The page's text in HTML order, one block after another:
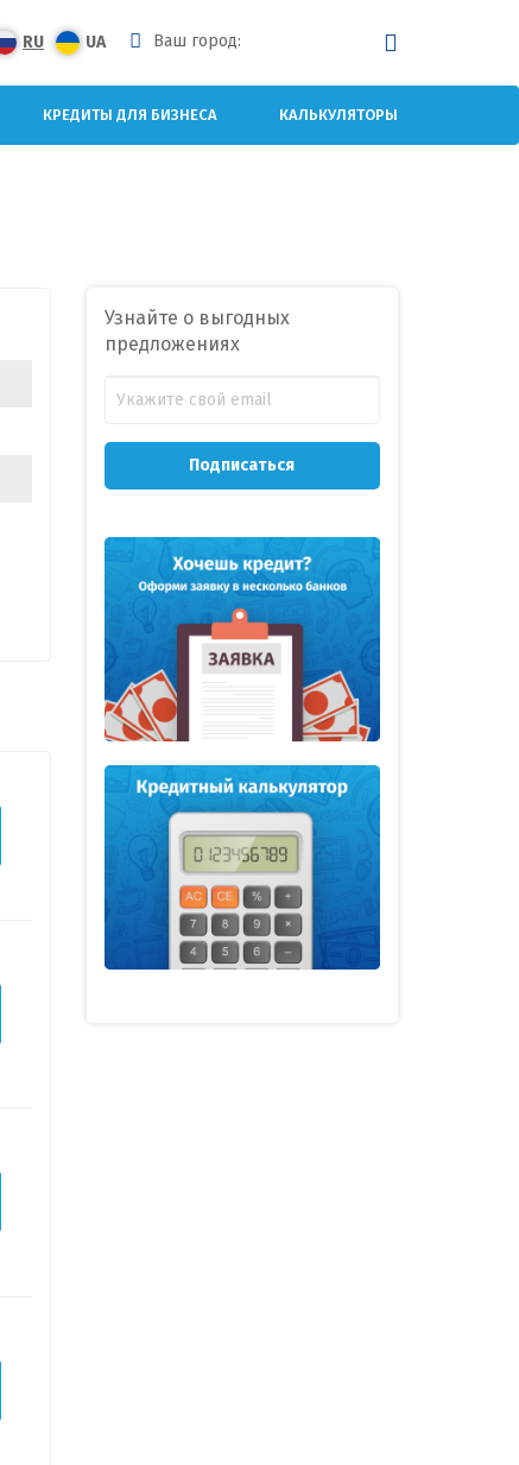
RU UA Ваш город:
КРЕДИТЫ ДЛЯ БИЗНЕСА КАЛЬКУЛЯТОРЫ
Узнайте о выгодных
предложениях
Подписаться